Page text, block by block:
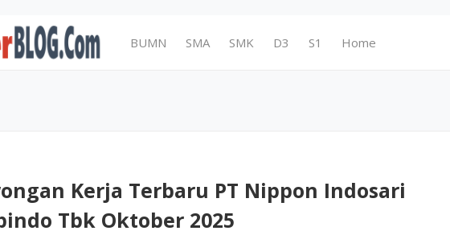
BUMN SMA SMK D3 S1 Home
Kerja Terbaru PT Nippon Indosari
Tbk Oktober 2025